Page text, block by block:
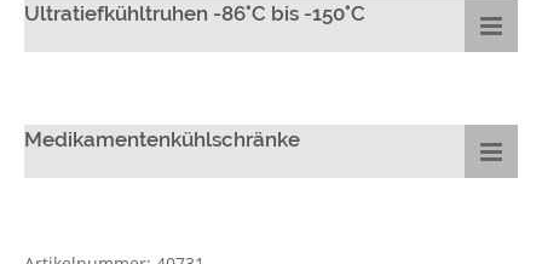
Ultratiefkühltruhen -86°C bis -150°C
Medikamentenkühlschränke